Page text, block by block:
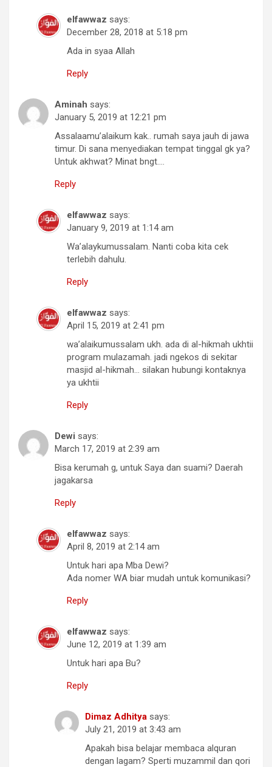
elfawwaz says:
December 28, 2018 at 5:18 pm
Ada in syaa Allah
Reply
Aminah says:
January 5, 2019 at 12:21 pm
Assalaamu’alaikum kak.. rumah saya jauh di jawa
timur. Di sana menyediakan tempat tinggal gk ya?
Untuk akhwat? Minat bngt….
Reply
elfawwaz says:
January 9, 2019 at 1:14 am
Wa’alaykumussalam. Nanti coba kita cek
terlebih dahulu.
Reply
elfawwaz says:
April 15, 2019 at 2:41 pm
wa’alaikumussalam ukh. ada di al-hikmah ukhtii
program mulazamah. jadi ngekos di sekitar
masjid al-hikmah… silakan hubungi kontaknya
ya ukhtii
Reply
Dewi says:
March 17, 2019 at 2:39 am
Bisa kerumah g, untuk Saya dan suami? Daerah
jagakarsa
Reply
elfawwaz says:
April 8, 2019 at 2:14 am
Untuk hari apa Mba Dewi?
Ada nomer WA biar mudah untuk komunikasi?
Reply
elfawwaz says:
June 12, 2019 at 1:39 am
Untuk hari apa Bu?
Reply
Dimaz Adhitya says:
July 21, 2019 at 3:43 am
Apakah bisa belajar membaca alquran
dengan lagam? Sperti muzammil dan qori